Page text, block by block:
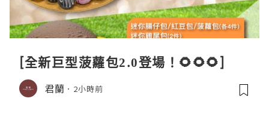
[全新巨型菠蘿包2.0登場！🌻🌻🌻]
君蘭 2小時前